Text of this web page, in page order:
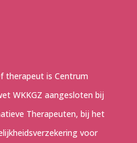
therapeut is Centrum
WKKGZ aangesloten bij
Therapeuten, bij het
voor